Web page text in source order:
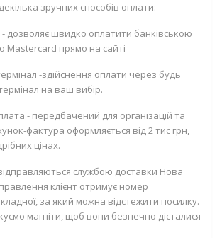
зручних способів оплати:
дозволяє швидко оплатити банківською
Mastercard прямо на сайті
-здійснення оплати через будь
на ваш вибір.
- передбачений для організацій та
фактура оформляється від 2 тис грн,
цінах.
службою доставки Нова
клієнт отримує номер
за який можна відстежити посилку.
магніти, щоб вони безпечно дісталися